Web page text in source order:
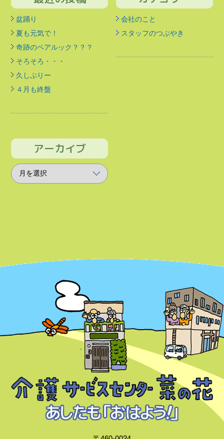
盆踊り
夏も元気で！
奇跡のペアルック？？？
そろそろ・・・
久しぶりー
４月も終盤
会社のこと
スタッフのつぶやき
アーカイブ